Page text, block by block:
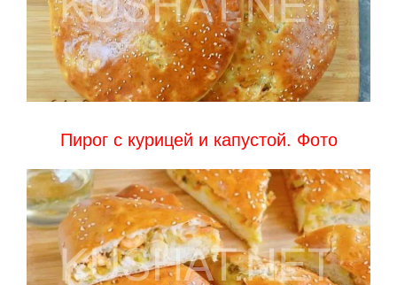
Пирог с курицей и капустой. Фото